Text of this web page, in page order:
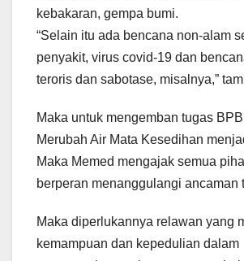
kebakaran, gempa bumi.
“Selain itu ada bencana non-alam
penyakit, virus covid-19 dan
teroris dan sabotase, misalnya,”
Maka untuk mengemban tugas
Merubah Air Mata Kesedihan
Maka Memed mengajak semua
berperan menanggulangi ancaman
Maka diperlukannya relawan yang
kemampuan dan kepedulian dalam